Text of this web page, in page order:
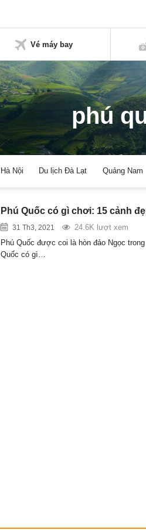
Vé máy bay
phú
Hà Nội Du lịch Đà Lạt Quảng Nam
Phú Quốc có gì chơi: 15 cảnh
31 Th3, 2021
24.6K lượt xem
Phú Quốc được coi là hòn đảo Ngọc
Quốc có gì…